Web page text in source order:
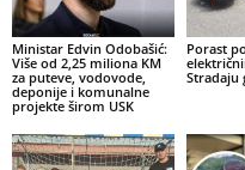
Ministar Edvin Odobašić:
Više od 2,25 miliona KM
za puteve, vodovode,
deponije i komunalne
projekte širom USK
Porast
Stradaju